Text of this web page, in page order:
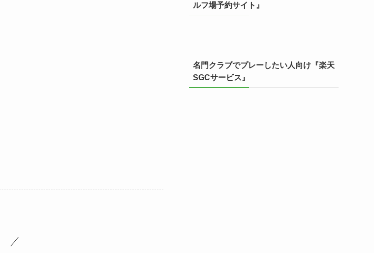
ルフ場予約サイト』
名門クラブでプレーしたい人向け『楽天
SGCサービス』